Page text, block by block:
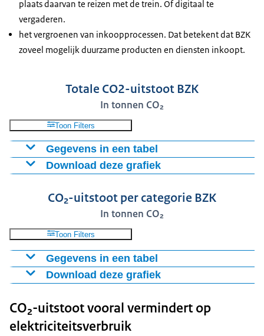
plaats daarvan te reizen met de trein. Of digitaal te
vergaderen.
het vergroenen van inkoopprocessen. Dat betekent dat BZK
zoveel mogelijk duurzame producten en diensten inkoopt.
Totale CO2-uitstoot BZK
In tonnen CO₂
Toon Filters
Gegevens in een tabel
Totale CO2-uitstoot
202015309
202221158
202320672
202411471
Download deze grafiek
Download CSV-bestand
CO₂-uitstoot per categorie BZK
In tonnen CO₂
Toon Filters
Gegevens in een tabel
huisvestinghuisvesting
Download deze grafiek
Download CSV-bestand
CO₂-uitstoot vooral vermindert op
elektriciteitsverbruik